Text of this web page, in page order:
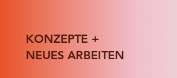
KONZEPTE +
NEUES ARBEITEN